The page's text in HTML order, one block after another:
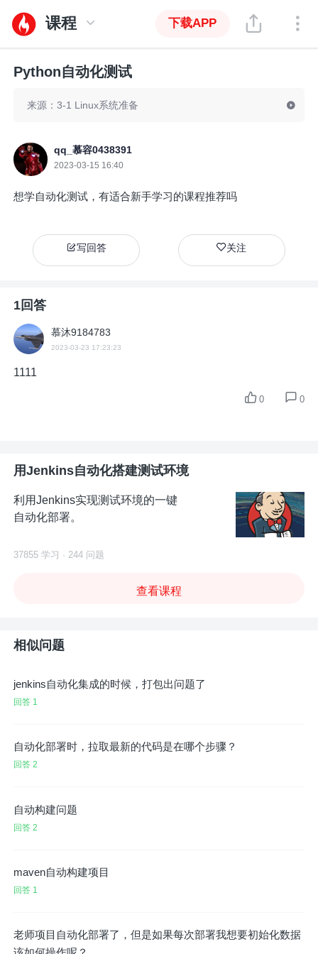
课程 下载APP
Python自动化测试
来源：3-1 Linux系统准备
qq_慕容0438391
2023-03-15 16:40
想学自动化测试，有适合新手学习的课程推荐吗
写回答 关注
1回答
慕沐9184783
2023-03-23 17:23:23
1111
0
0
用Jenkins自动化搭建测试环境
利用Jenkins实现测试环境的一键
自动化部署。
37855 学习 · 244 问题
查看课程
相似问题
jenkins自动化集成的时候，打包出问题了
回答 1
自动化部署时，拉取最新的代码是在哪个步骤？
回答 2
自动构建问题
回答 2
maven自动构建项目
回答 1
老师项目自动化部署了，但是如果每次部署我想要初始化数据